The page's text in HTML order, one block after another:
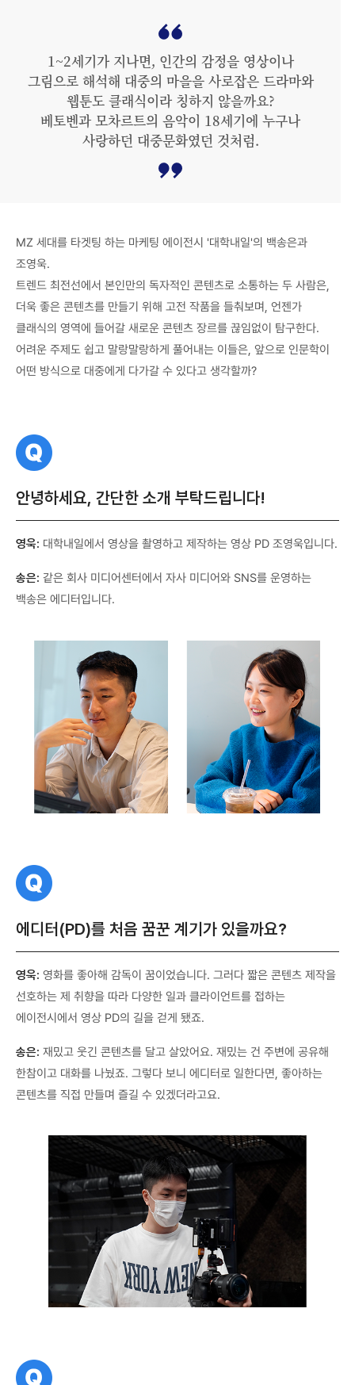
1~2세기가 지나면, 인간의 감정을 영상이나
그림으로 해석해 대중의 마을을 사로잡은 드라마와
웹툰도 클래식이라 칭하지 않을까요?
베토벤과 모차르트의 음악이 18세기에 누구나
사랑하던 대중문화였던 것처럼.
MZ 세대를 타겟팅 하는 마케팅 에이전시 '대학내일'의 백송은과
조영욱.
트렌드 최전선에서 본인만의 독자적인 콘텐츠로 소통하는 두 사람은,
더욱 좋은 콘텐츠를 만들기 위해 고전 작품을 들춰보며, 언젠가
클래식의 영역에 들어갈 새로운 콘텐츠 장르를 끊임없이 탐구한다.
어려운 주제도 쉽고 말랑말랑하게 풀어내는 이들은, 앞으로 인문학이
어떤 방식으로 대중에게 다가갈 수 있다고 생각할까?
질
문
안녕하세요, 간단한 소개 부탁드립니다!
영욱: 대학내일에서 영상을 촬영하고 제작하는 영상 PD 조영욱입니다.
송은: 같은 회사 미디어센터에서 자사 미디어와 SNS를 운영하는
백송은 에디터입니다.
질
문
에디터(PD)를 처음 꿈꾼 계기가 있을까요?
영욱: 영화를 좋아해 감독이 꿈이었습니다. 그러다 짧은 콘텐츠 제작을
선호하는 제 취향을 따라 다양한 일과 클라이언트를 접하는
에이전시에서 영상 PD의 길을 걷게 됐죠.
송은: 재밌고 웃긴 콘텐츠를 달고 살았어요. 재밌는 건 주변에 공유해
한참이고 대화를 나눴죠. 그렇다 보니 에디터로 일한다면, 좋아하는
콘텐츠를 직접 만들며 즐길 수 있겠더라고요.
질